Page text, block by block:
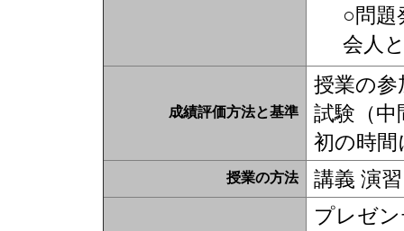
○問題
会人
成績評価方法と基準
授業の参
試験（中
初の時
授業の方法
講義 演習
プレゼ